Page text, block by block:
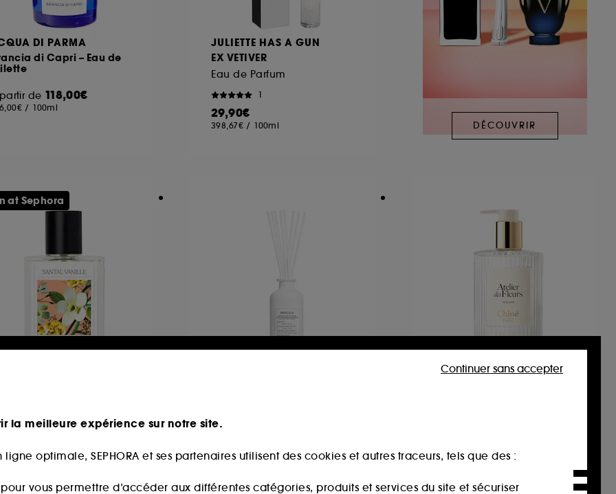
DI PARMA
di Capri – Eau de
de 118,00€
/ 100ml
JULIETTE HAS A GUN
EX VETIVER
Eau de Parfum
1
29,90€
398,67€ / 100ml DÉCOUVRIR
398
/ 100ml
at Sephora
105,00€
CHLOÉ
la meilleure expérience sur notre site.
optimale, SEPHORA et ses partenaires utilisent des cookies et autres traceurs, tels que des :
pour vous permettre d’accéder aux différentes catégories, produits et services du site et sécuriser
Continuer sans accepter